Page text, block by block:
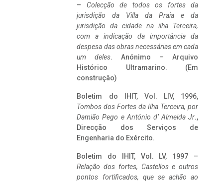
– Colecção de todos os fortes da
jurisdição da Villa da Praia e da
jurisdição da cidade na ilha Terceira,
com a indicação da importância da
despesa das obras necessárias em cada
um deles. Anónimo – Arquivo
Histórico Ultramarino. (Em
construção)
Boletim do IHIT, Vol. LIV, 1996,
Tombos dos Fortes da Ilha Terceira, por
Damião Pego e António d’ Almeida Jr.,
Direcção dos Serviços de
Engenharia do Exército.
Boletim do IHIT, Vol. LV, 1997 –
Relação dos fortes, Castellos e outros
pontos fortificados, que se achão ao